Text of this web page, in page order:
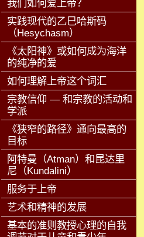
我们如何爱上帝？
实践现代的乙巳哈斯码
（Hesychasm）
《太阳神》或如何成为海洋
的纯净的爱
如何理解上帝这个词汇
宗教信仰 — 和宗教的活动和
学派
《狭窄的路径》通向最高的
目标
阿特曼（Atman）和昆达里
尼（Kundalini）
服务于上帝
艺术和精神的发展
基本的准则教授心理的自我